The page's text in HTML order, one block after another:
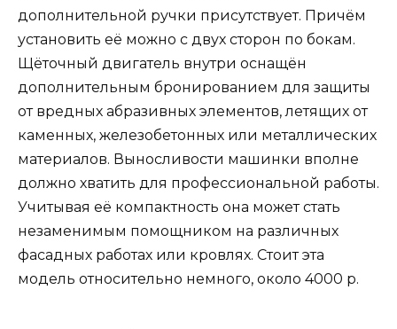
дополнительной ручки присутствует. Причём
установить её можно с двух сторон по бокам.
Щёточный двигатель внутри оснащён
дополнительным бронированием для защиты
от вредных абразивных элементов, летящих от
каменных, железобетонных или металлических
материалов. Выносливости машинки вполне
должно хватить для профессиональной работы.
Учитывая её компактность она может стать
незаменимым помощником на различных
фасадных работах или кровлях. Стоит эта
модель относительно немного, около 4000 р.